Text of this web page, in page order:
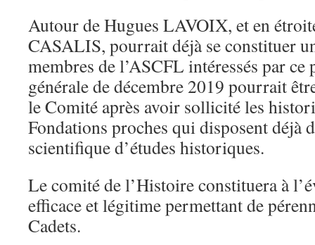
Autour de Hugues LAVOIX, et en
CASALIS, pourrait déjà se constituer
membres de l’ASCFL intéressés par ce
générale de décembre 2019 pourrait
le Comité après avoir sollicité les
Fondations proches qui disposent déjà
scientifique d’études historiques.
Le comité de l’Histoire constituera à
efficace et légitime permettant de
Cadets.